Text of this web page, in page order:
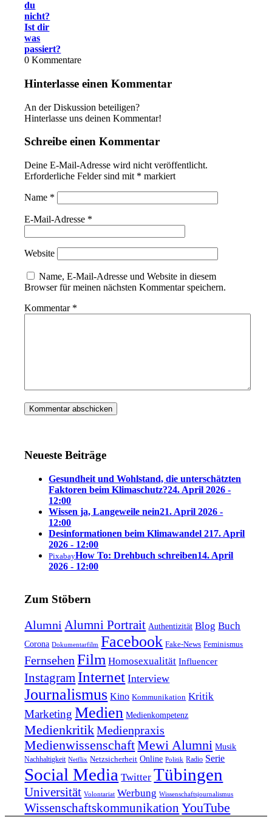
du
nicht?
Ist dir
was
passiert?
0 Kommentare
Hinterlasse einen Kommentar
An der Diskussion beteiligen?
Hinterlasse uns deinen Kommentar!
Schreibe einen Kommentar
Deine E-Mail-Adresse wird nicht veröffentlicht.
Erforderliche Felder sind mit * markiert
Name *
E-Mail-Adresse *
Website
Name, E-Mail-Adresse und Website in diesem
Browser für meinen nächsten Kommentar speichern.
Kommentar *
Neueste Beiträge
Gesundheit und Wohlstand, die unterschätzten
Faktoren beim Klimaschutz?24. April 2026 -
12:00
Wissen ja, Langeweile nein21. April 2026 -
12:00
Desinformationen beim Klimawandel 217. April
2026 - 12:00
PixabayHow To: Drehbuch schreiben14. April
2026 - 12:00
Zum Stöbern
Alumni Alumni Portrait Authentizität Blog Buch
Corona Dokumentarfilm Facebook Fake-News Feminismus
Fernsehen Film Homosexualität Influencer
Instagram Internet Interview
Journalismus Kino Kommunikation Kritik
Marketing Medien Medienkompetenz
Medienkritik Medienpraxis
MedienwissenschaftMewi Alumni Musik
Nachhaltigkeit Netflix Netzsicherheit Online Politik Radio Serie
Social Media Twitter Tübingen
Universität Volontariat Werbung Wissenschaftsjournalismus
Wissenschaftskommunikation YouTube